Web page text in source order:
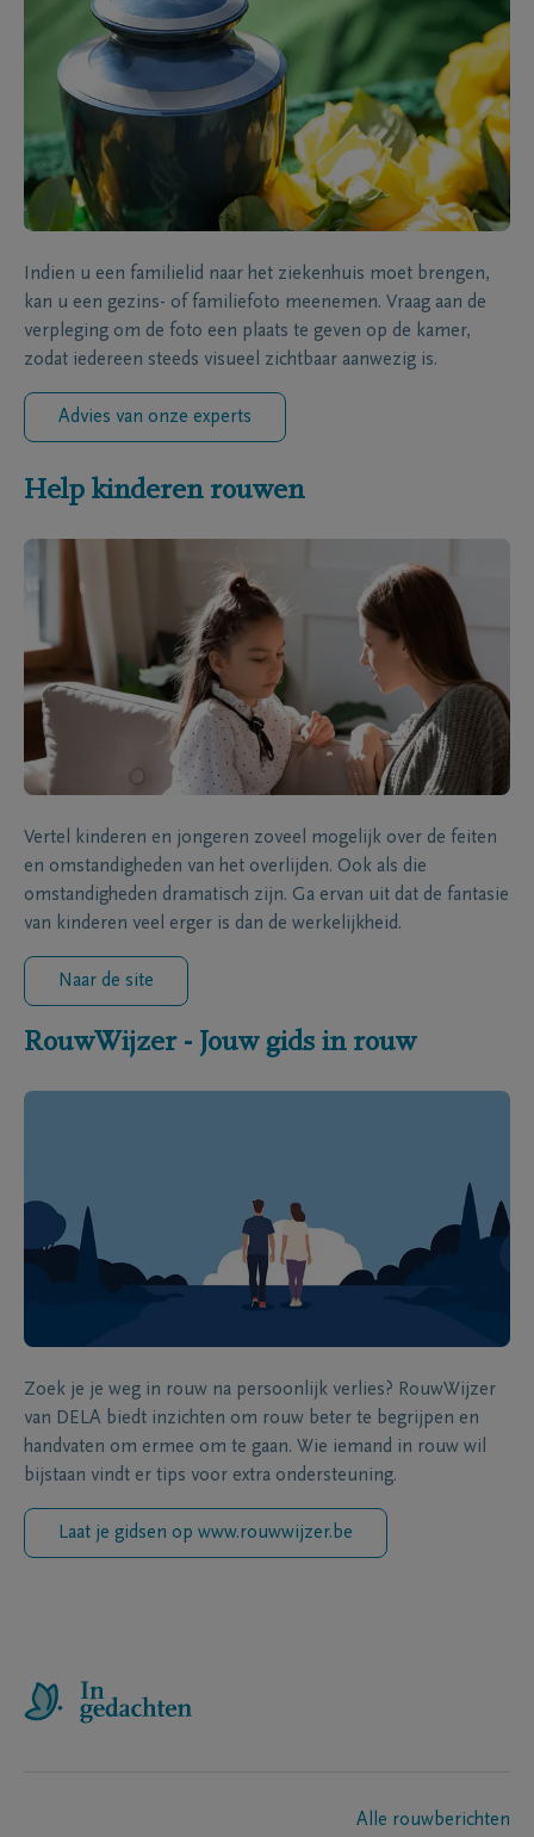
Indien u een familielid naar het ziekenhuis moet brengen,
kan u een gezins- of familiefoto meenemen. Vraag aan de
verpleging om de foto een plaats te geven op de kamer,
zodat iedereen steeds visueel zichtbaar aanwezig is.
Advies van onze experts
Help kinderen rouwen
Vertel kinderen en jongeren zoveel mogelijk over de feiten
en omstandigheden van het overlijden. Ook als die
omstandigheden dramatisch zijn. Ga ervan uit dat de fantasie
van kinderen veel erger is dan de werkelijkheid.
Naar de site
RouwWijzer - Jouw gids in rouw
Zoek je je weg in rouw na persoonlijk verlies? RouwWijzer
van DELA biedt inzichten om rouw beter te begrijpen en
handvaten om ermee om te gaan. Wie iemand in rouw wil
bijstaan vindt er tips voor extra ondersteuning.
Laat je gidsen op www.rouwwijzer.be
Alle rouwberichten